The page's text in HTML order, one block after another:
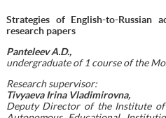
Strategies of English-to-Russian
research papers
Panteleev A.D.,
undergraduate of 1 course of the
Research supervisor:
Tivyaeva Irina Vladimirovna,
Deputy Director of the Institute of